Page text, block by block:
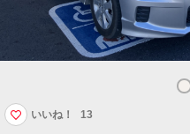
いいね！ 13